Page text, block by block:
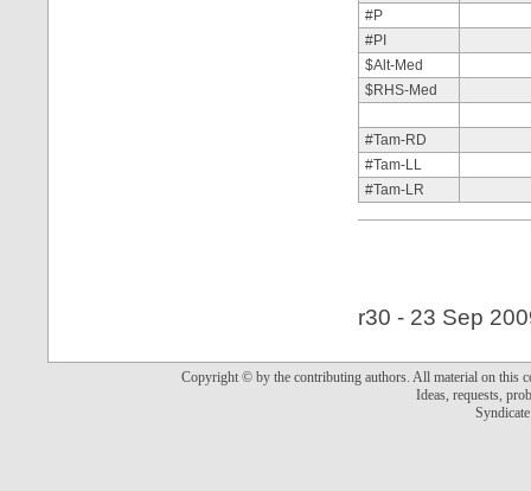
#P
#PI
$Alt-Med
$RHS-Med
#Tam-RD
#Tam-LL
#Tam-LR
r30 - 23 Sep
Copyright © by the contributing authors. All material on this
Ideas, requests,